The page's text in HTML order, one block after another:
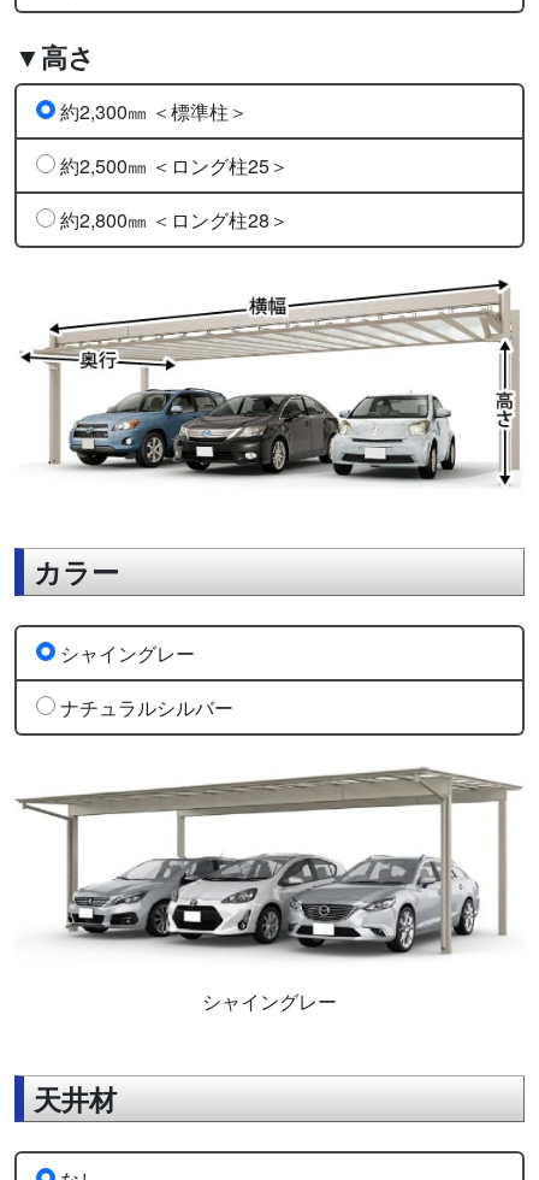
▼高さ
約2,300㎜ ＜標準柱＞
約2,500㎜ ＜ロング柱25＞
約2,800㎜ ＜ロング柱28＞
カラー
シャイングレー
シャイングレー
ナチュラルシルバー
天井材